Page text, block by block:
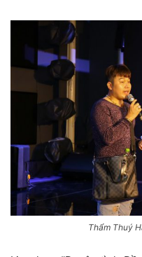
Thẩm Thuý